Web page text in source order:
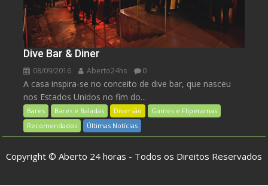
Dive Bar & Diner
08/09/2016 Aberto24hs 0
A casa inspira-se no conceito de dive bar, que nasceu
nos Estados Unidos no fim do...
Bares Bares e Baladas Diversão
Games e Fliperamas
Recomendados
Últimas Notícias
Copyright © Aberto 24 horas - Todos os Direitos Reservados